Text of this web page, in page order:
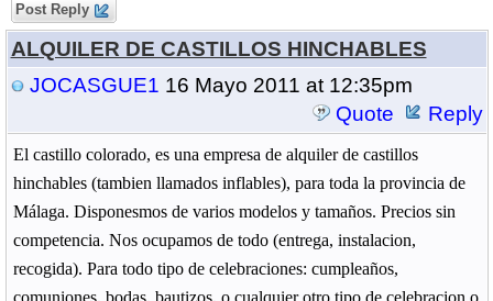
Post Reply
ALQUILER DE CASTILLOS HINCHABLES
JOCASGUE1 16 Mayo 2011 at 12:35pm
Quote
Reply
El castillo colorado, es una empresa de alquiler de castillos
hinchables (tambien llamados inflables), para toda la provincia de
Málaga. Disponesmos de varios modelos y tamaños. Precios sin
competencia. Nos ocupamos de todo (entrega, instalacion,
recogida). Para todo tipo de celebraciones: cumpleaños,
comuniones, bodas, bautizos, o cualquier otro tipo de celebracion o